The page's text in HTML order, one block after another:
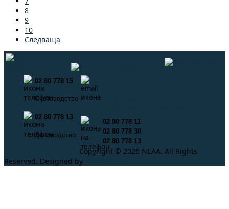
8
9
10
Следваща
02 80 778 15
Счетоводство
02 80 778 13
Деловодство
02 80 778 11
02 80 778 30
02 80 778 13
Copyright © 2026 NEAA. All Rights
Reserved. Designed by